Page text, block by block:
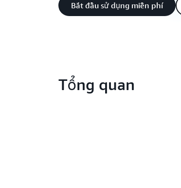
Bắt đầu sử dụng miễn phí
Tổng quan